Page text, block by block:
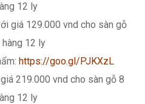
12 ly
giá 129.000 vnd cho sàn gỗ
12 ly
https://goo.gl/PJKXzL
219.000 vnd cho sàn gỗ 8
12 ly